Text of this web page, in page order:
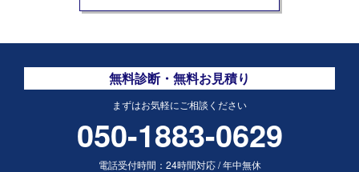
無料診断・無料お見積り
まずはお気軽にご相談ください
050-1883-0629
電話受付時間： 24時間対応/年中無休